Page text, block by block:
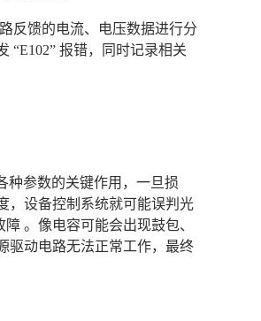
反馈的电流、电压数据进行分
“E102” 报错，同时记录相关
种参数的关键作用，一旦损
，设备控制系统就可能误判光
。像电容可能会出现鼓包、
驱动电路无法正常工作，最终